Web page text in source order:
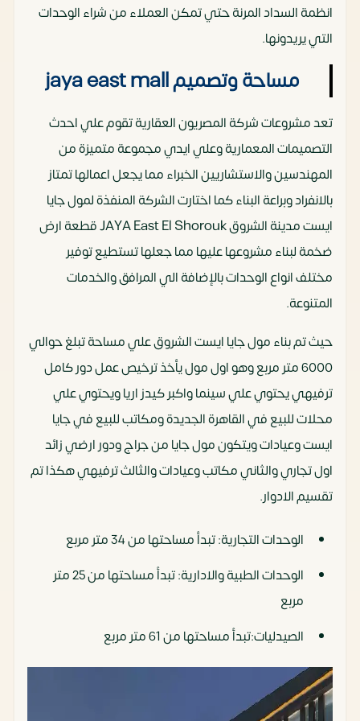
انظمة السداد المرنة حتي تمكن العملاء من شراء الوحدات
التي يريدونها.
مساحة وتصميم jaya east mall
تعد مشروعات شركة المصريون العقارية تقوم علي احدث
التصميمات المعمارية وعلي ايدي مجموعة متميزة من
المهندسين والاستشاريين الخبراء مما يجعل اعمالها تمتاز
بالانفراد وبراعة البناء كما اختارت الشركة المنفذة لمول جايا
ايست مدينة الشروق JAYA East El Shorouk قطعة ارض
ضخمة لبناء مشروعها عليها مما جعلها تستطيع توفير
مختلف انواع الوحدات بالإضافة الي المرافق والخدمات
المتنوعة.
حيث تم بناء مول جايا ايست الشروق علي مساحة تبلغ حوالي
6000 متر مربع وهو اول مول يأخذ ترخيص عمل دور كامل
ترفيهي يحتوي علي سينما واكبر كيدز اريا ويحتوي علي
محلات للبيع في القاهرة الجديدة ومكاتب للبيع في جايا
ايست وعيادات ويتكون مول جايا من جراج ودور ارضي زائد
اول تجاري والثاني مكاتب وعيادات والثالث ترفيهي هكذا تم
تقسيم الادوار.
الوحدات التجارية: تبدأ مساحتها من 34 متر مربع
الوحدات الطبية والادارية: تبدأ مساحتها من 25 متر
مربع
الصيدليات:تبدأ مساحتها من 61 متر مربع